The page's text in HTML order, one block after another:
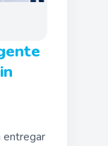
entregar